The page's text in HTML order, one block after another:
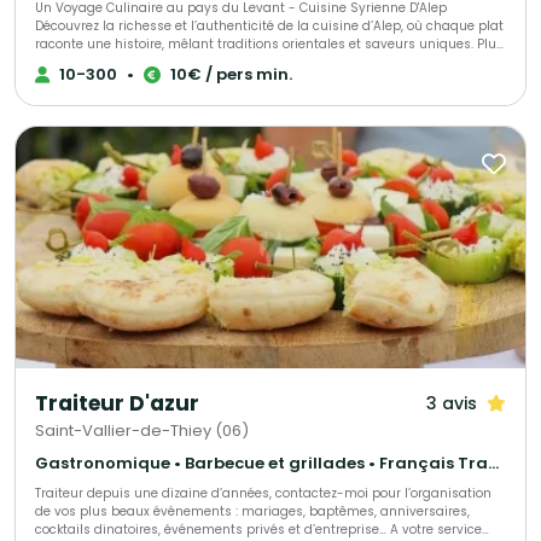
Un Voyage Culinaire au pays du Levant - Cuisine Syrienne D'Alep
Découvrez la richesse et l’authenticité de la cuisine d’Alep, où chaque plat
raconte une histoire, mêlant traditions orientales et saveurs uniques. Plus
qu’un simple restaurant et traiteur, Grenade et Pistache est un moyen de
tisser des liens culturels entre la Syrie et la France à travers nos plats. Des
dans le monde associatif culturel, et nous avons à cœur de participer à
des événements caritatifs afin de soutenir des causes qui nous tiennent
à cœur.
10-300 • 10€ / pers min.
Traiteur D'azur 3 avis
Saint-Vallier-de-Thiey (06)
Gastronomique • Barbecue et grillades • Français Traditionnel
Traiteur depuis une dizaine d’années, contactez-moi pour l’organisation
de vos plus beaux événements : mariages, baptêmes, anniversaires,
cocktails dinatoires, événements privés et d’entreprise… A votre service